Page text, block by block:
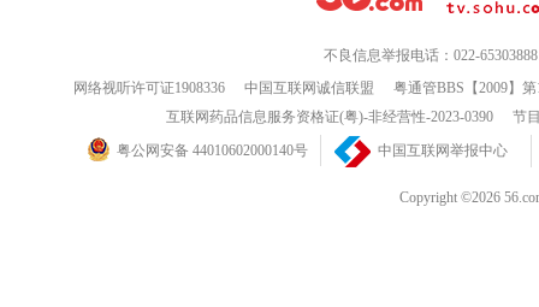
不良信息举报电话：022-65303888
网络视听许可证1908336
中国互联网诚信联盟
粤通管BBS【2009】
互联网药品信息服务资格证(粤)-非经营性-2023-0390
节
粤公网安备 44010602000140号
中国互联网举报中心
Copyright ©2026